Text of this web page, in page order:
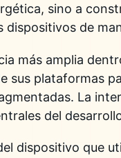
sino a
de
más amplia
sus plataformas
La
del
dispositivo que